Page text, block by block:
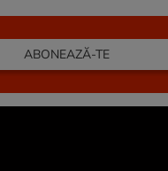
ABONEAZĂ-TE